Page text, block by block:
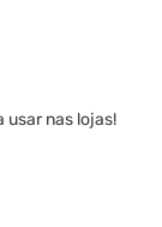
usar nas lojas!